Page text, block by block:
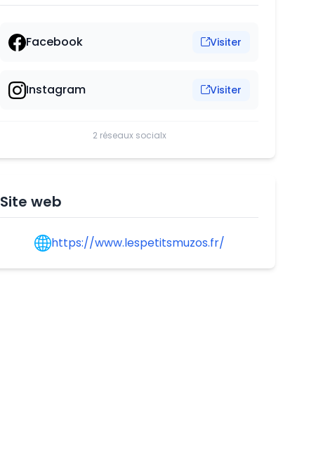
Facebook Visiter
Instagram Visiter
2 réseaux socialx
Site web
https://www.lespetitsmuzos.fr/